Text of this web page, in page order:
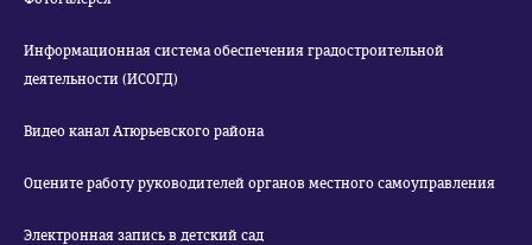
Информационная система обеспечения градостроительной
деятельности (ИСОГД)
Видео канал Атюрьевского района
Оцените работу руководителей органов местного самоуправления
Электронная запись в детский сад